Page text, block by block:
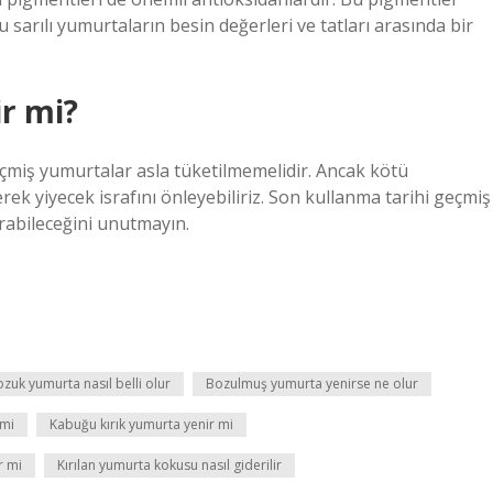
yumurtaların besin değerleri ve tatları arasında bir
mi?
yumurtalar asla tüketilmemelidir. Ancak kötü
yiyecek israfını önleyebiliriz. Son kullanma tarihi geçmiş
unutmayın.
yumurta nasıl belli olur Bozulmuş yumurta yenirse ne olur
Kabuğu kırık yumurta yenir mi
mi Kırılan yumurta kokusu nasıl giderilir